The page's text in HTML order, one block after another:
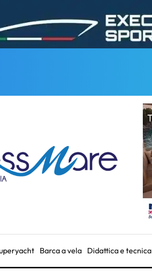
Barca a vela Didattica e tecnica